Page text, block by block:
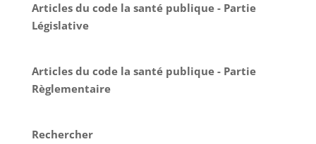
Articles du code la santé publique - Partie
Législative
Articles du code la santé publique - Partie
Règlementaire
Rechercher